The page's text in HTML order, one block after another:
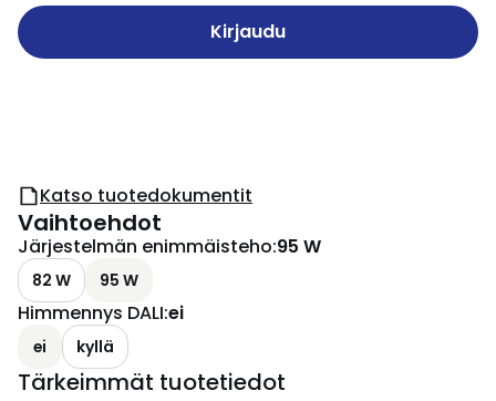
Kirjaudu
Katso tuotedokumentit
Vaihtoehdot
Järjestelmän enimmäisteho:95 W
82 W 95 W
Himmennys DALI:ei
ei kyllä
Tärkeimmät tuotetiedot